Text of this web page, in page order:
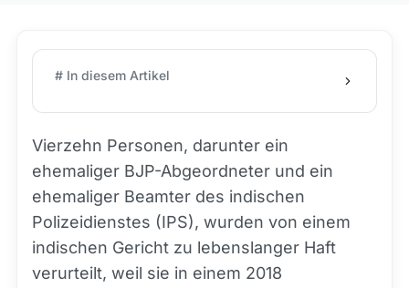
# In diesem Artikel
Vierzehn Personen, darunter ein
ehemaliger BJP-Abgeordneter und ein
ehemaliger Beamter des indischen
Polizeidienstes (IPS), wurden von einem
indischen Gericht zu lebenslanger Haft
verurteilt, weil sie in einem 2018